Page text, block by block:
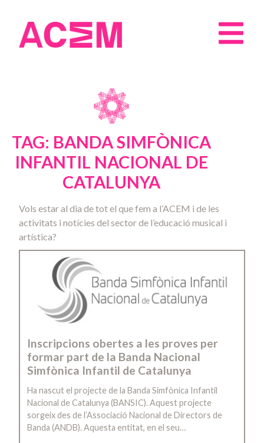
TAG: BANDA SIMFÒNICA
INFANTIL NACIONAL DE
CATALUNYA
Vols estar al dia de tot el que fem a l’ACEM i de les
activitats i notícies del sector de l’educació musical i
artística?
Inscripcions obertes a les proves per
formar part de la Banda Nacional
Simfònica Infantil de Catalunya
Ha nascut el projecte de la Banda Simfònica Infantil
Nacional de Catalunya (BANSIC). Aquest projecte
sorgeix des de l’Associació Nacional de Directors de
Banda (ANDB). Aquesta entitat, en el seu…